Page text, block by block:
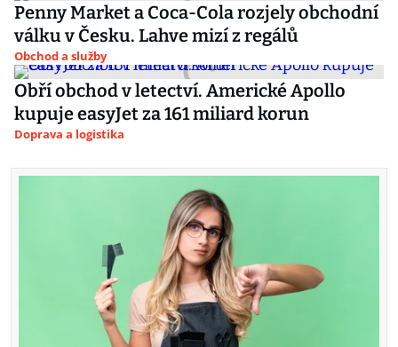
Penny Market a Coca-Cola rozjely obchodní
válku v Česku. Lahve mizí z regálů
Obchod a služby
Obří obchod v letectví. Americké Apollo
kupuje easyJet za 161 miliard korun
Doprava a logistika